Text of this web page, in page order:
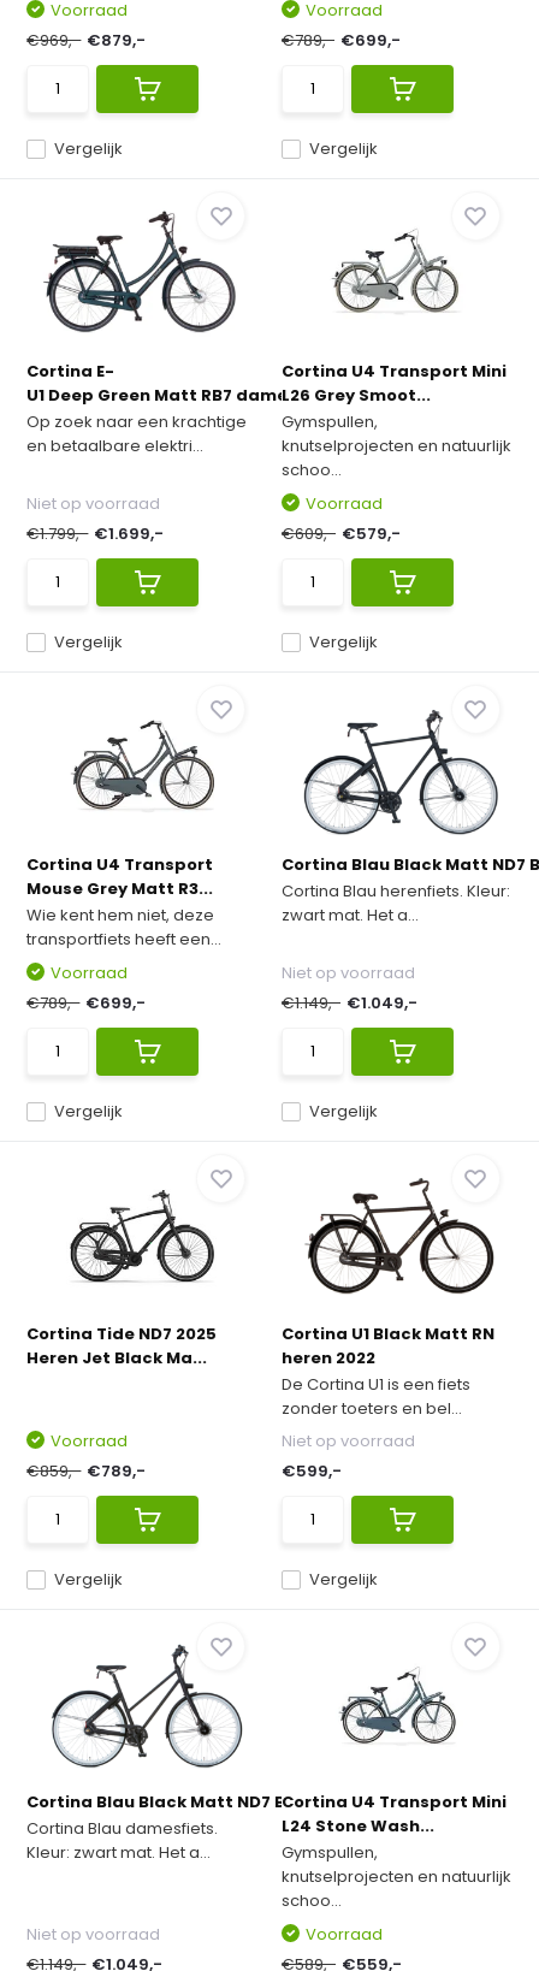
Vergelijk
Voorraad
€969,- €879,-
Vergelijk
Voorraad
€789,- €699,-
Cortina E-
U1 Deep Green Matt RB7 dames 2...
Op zoek naar een krachtige
en betaalbare elektri...
Vergelijk
Niet op voorraad
€1.799,- €1.699,-
Cortina U4 Transport Mini
L26 Grey Smoot...
Gymspullen,
knutselprojecten en natuurlijk
schoo...
Vergelijk
Voorraad
€609,- €579,-
Cortina U4 Transport
Mouse Grey Matt R3...
Wie kent hem niet, deze
transportfiets heeft een...
Vergelijk
Voorraad
€789,- €699,-
Cortina Blau Black Matt ND7
Cortina Blau herenfiets. Kleur:
zwart mat. Het a...
Vergelijk
Niet op voorraad
€1.149,- €1.049,-
Cortina Tide ND7 2025
Heren Jet Black Ma...
Vergelijk
Voorraad
€859,- €789,-
Cortina U1 Black Matt RN
heren 2022
De Cortina U1 is een fiets
zonder toeters en bel...
Vergelijk
Niet op voorraad
€599,-
Cortina Blau Black Matt ND7 Belt Dames 2...
Cortina Blau damesfiets.
Kleur: zwart mat. Het a...
Niet op voorraad
€1.149,- €1.049,-
Cortina U4 Transport Mini
L24 Stone Wash...
Gymspullen,
knutselprojecten en natuurlijk
schoo...
Voorraad
€589,- €559,-